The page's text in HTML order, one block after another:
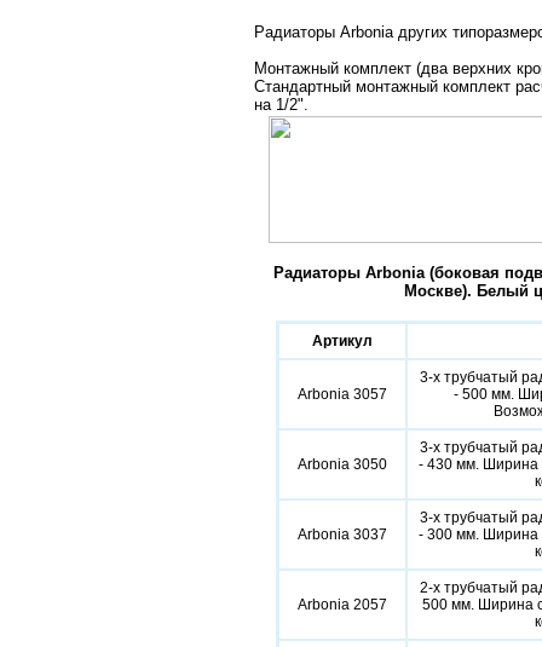
Радиаторы Arbonia других
Монтажный комплект (два верхних
Стандартный монтажный комплект
на 1/2".
Радиаторы Arbonia (боковая
Москве). Белый
Артикул
Arbonia 3057
3-х трубчатый
- 500 мм.
Arbonia 3050
3-х трубчатый
- 430 мм. Ширина
Arbonia 3037
3-х трубчатый
- 300 мм. Ширина
Arbonia 2057
2-х трубчатый
500 мм. Ширина